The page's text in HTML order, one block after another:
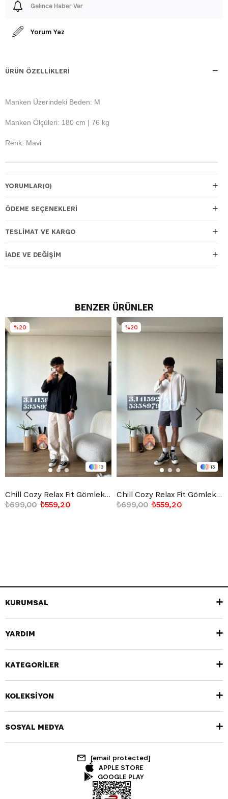
Gelince Haber Ver
Yorum Yaz
ÜRÜN ÖZELLIKLERI
Manken Üzerindeki Beden: M
Manken Ölçüleri: 180 cm | 76 kg
Renk: Mavi
YORUMLAR(0)
ÖDEME SEÇENEKLERI
TESLIMAT VE KARGO
İADE VE DEĞIŞIM
BENZER ÜRÜNLER
13
Chill Cozy Relax Fit Gömlek Siyah
₺559,20
₺699,00
%20
13
Chill Cozy Relax Fit Gömlek Beyaz
₺559,20
₺699,00
%20
KURUMSAL
YARDIM
KATEGORİLER
KOLEKSİYON
SOSYAL MEDYA
[email protected]
APPLE STORE
GOOGLE PLAY